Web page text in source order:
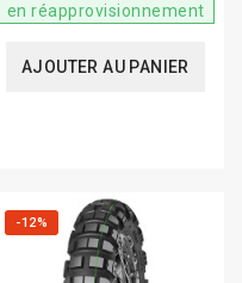
en réapprovisionnement
AJOUTER AU PANIER
-12%